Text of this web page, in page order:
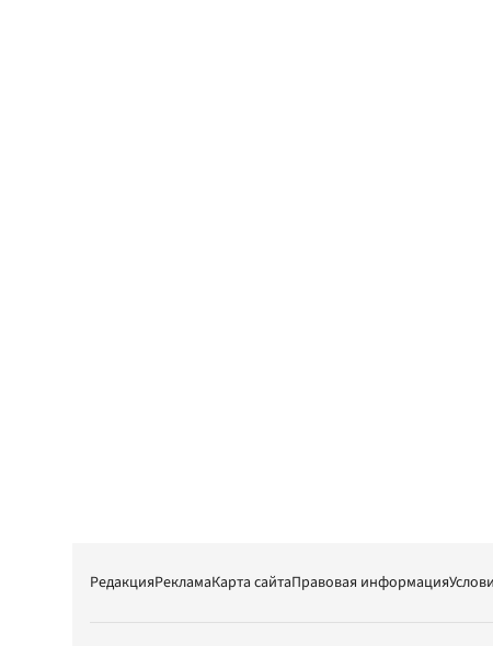
РедакцияРекламаКарта сайтаПравовая информация